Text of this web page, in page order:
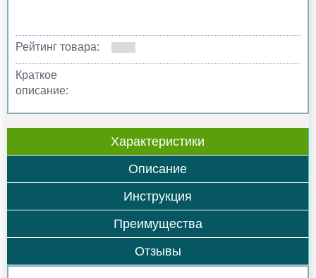
Рейтинг товара:
Краткое
описание:
Характеристики
Описание
Инструкция
Преимущества
Отзывы